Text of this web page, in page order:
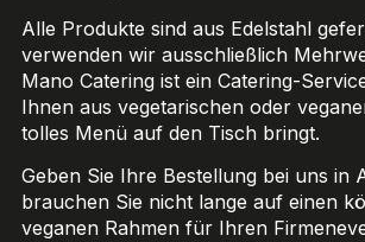
Alle Produkte sind aus Edelstahl
verwenden wir ausschließlich
Mano Catering ist ein Catering-
Ihnen aus vegetarischen oder
tolles Menü auf den Tisch bringt.
Geben Sie Ihre Bestellung bei uns in
brauchen Sie nicht lange auf einen
veganen Rahmen für Ihren